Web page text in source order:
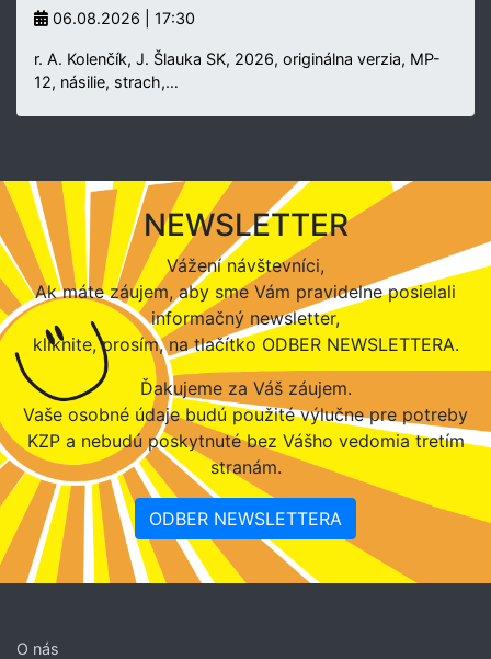
06.08.2026 | 17:30
r. A. Kolenčík, J. Šlauka SK, 2026, originálna verzia, MP-
12, násilie, strach,…
NEWSLETTER
Vážení návštevníci,
Ak máte záujem, aby sme Vám pravidelne posielali
informačný newsletter,
kliknite, prosím, na tlačítko ODBER NEWSLETTERA.
Ďakujeme za Váš záujem.
Vaše osobné údaje budú použité výlučne pre potreby
KZP a nebudú poskytnuté bez Vášho vedomia tretím
stranám.
ODBER NEWSLETTERA
O nás